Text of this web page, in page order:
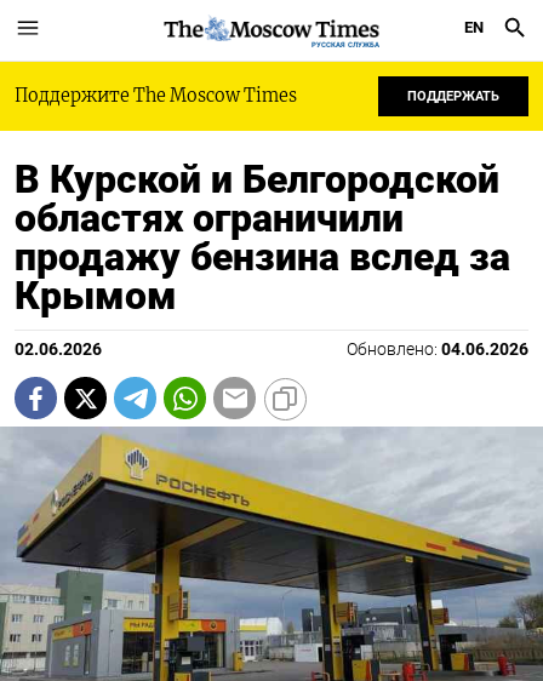
РУССКАЯ СЛУЖБА
EN
Поддержите The Moscow Times ПОДДЕРЖАТЬ
В Курской и Белгородской
областях ограничили
продажу бензина вслед за
Крымом
02.06.2026 Обновлено: 04.06.2026